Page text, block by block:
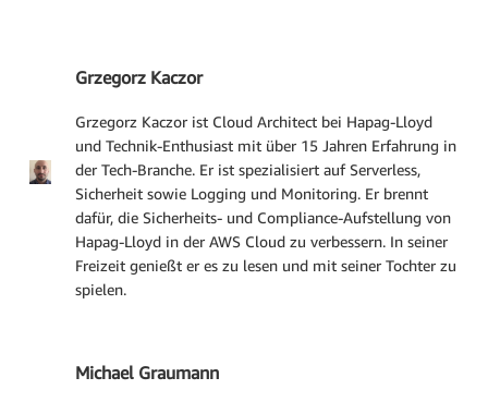
Grzegorz Kaczor
Grzegorz Kaczor ist Cloud Architect bei Hapag-Lloyd
und Technik-Enthusiast mit über 15 Jahren Erfahrung in
der Tech-Branche. Er ist spezialisiert auf Serverless,
Sicherheit sowie Logging und Monitoring. Er brennt
dafür, die Sicherheits- und Compliance-Aufstellung von
Hapag-Lloyd in der AWS Cloud zu verbessern. In seiner
Freizeit genießt er es zu lesen und mit seiner Tochter zu
spielen.
Michael Graumann